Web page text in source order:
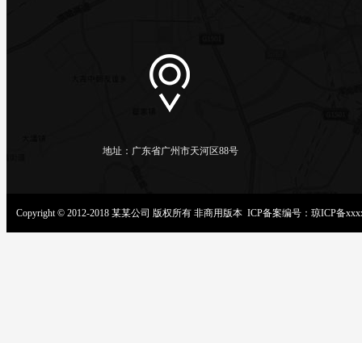
地址：广东省广州市天河区88号
Copyright © 2012-2018 某某公司 版权所有 非商用版本 ICP备案编号： 琼ICP备